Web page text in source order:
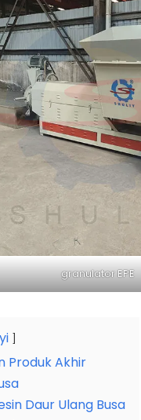
granulator EPE
Produk Akhir
Daur Ulang Busa